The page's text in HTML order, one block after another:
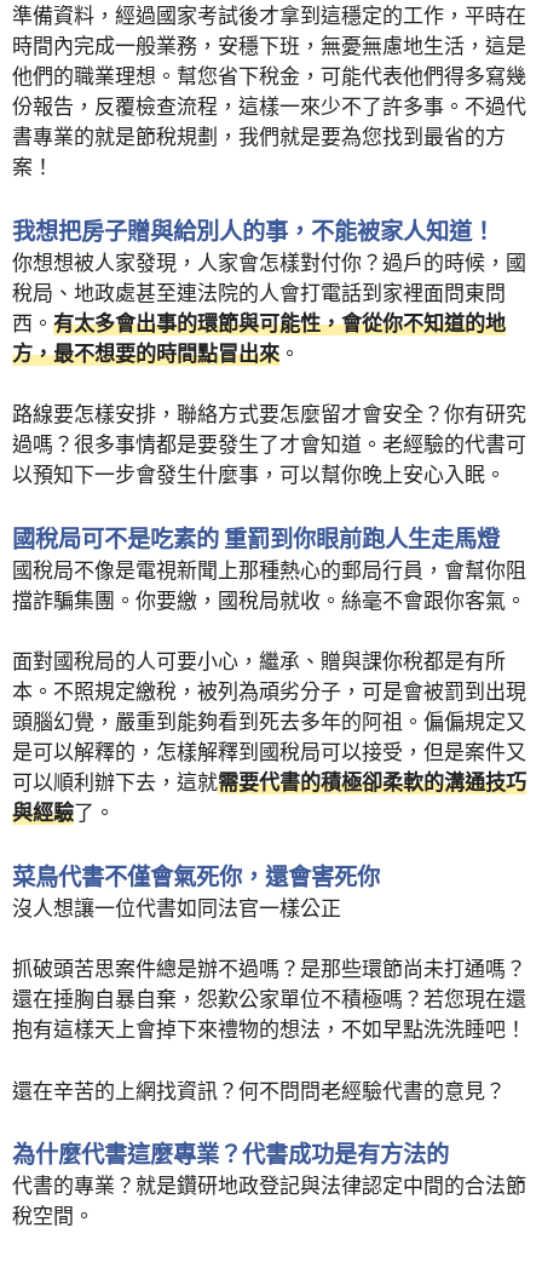
準備資料，經過國家考試後才拿到這穩定的工作，平時在
時間內完成一般業務，安穩下班，無憂無慮地生活，這是
他們的職業理想。幫您省下稅金，可能代表他們得多寫幾
份報告，反覆檢查流程，這樣一來少不了許多事。不過代
書專業的就是節稅規劃，我們就是要為您找到最省的方
案！
我想把房子贈與給別人的事，不能被家人知道！
你想想被人家發現，人家會怎樣對付你？過戶的時候，國
稅局、地政處甚至連法院的人會打電話到家裡面問東問
西。 有太多會出事的環節與可能性，會從你不知道的地
方，最不想要的時間點冒出來 。
路線要怎樣安排，聯絡方式要怎麼留才會安全？你有研究
過嗎？很多事情都是要發生了才會知道。老經驗的代書可
以預知下一步會發生什麼事，可以幫你晚上安心入眠。
國稅局可不是吃素的 重罰到你眼前跑人生走馬燈
國稅局不像是電視新聞上那種熱心的郵局行員，會幫你阻
擋詐騙集團。你要繳，國稅局就收。絲毫不會跟你客氣。
面對國稅局的人可要小心，繼承、贈與課你稅都是有所
本。不照規定繳稅，被列為頑劣分子，可是會被罰到出現
頭腦幻覺，嚴重到能夠看到死去多年的阿祖。偏偏規定又
是可以解釋的，怎樣解釋到國稅局可以接受，但是案件又
可以順利辦下去，這就需要代書的積極卻柔軟的溝通技巧
與經驗了。
菜鳥代書不僅會氣死你，還會害死你
沒人想讓一位代書如同法官一樣公正
抓破頭苦思案件總是辦不過嗎？是那些環節尚未打通嗎？
還在捶胸自暴自棄，怨歎公家單位不積極嗎？若您現在還
抱有這樣天上會掉下來禮物的想法，不如早點洗洗睡吧！
還在辛苦的上網找資訊？何不問問老經驗代書的意見？
為什麼代書這麼專業？代書成功是有方法的
代書的專業？就是鑽研地政登記與法律認定中間的合法節
稅空間。